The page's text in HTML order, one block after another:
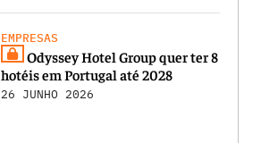
EMPRESAS
Odyssey Hotel Group quer ter 8
hotéis em Portugal até 2028
26 JUNHO 2026